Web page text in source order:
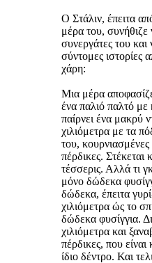
Ο Στάλιν, έπειτα
μέρα του, συνήθιζε
συνεργάτες του και
σύντομες ιστορίες
χάρη:
Μια μέρα
ένα παλιό παλτό με
παίρνει ένα μακρύ
χιλιόμετρα με τα
του,
πέρδικες. Στέκεται
τέσσερις. Αλλά τι
μόνο δώδεκα
δώδεκα, έπειτα
χιλιόμετρα ώς το
δώδεκα φυσίγγια.
χιλιόμετρα και
πέρδικες, που
ίδιο δέντρο. Και